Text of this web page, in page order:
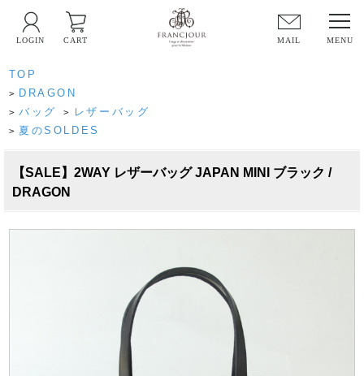
MAIL
LOGIN CART
TOP
> DRAGON
> バッグ > レザーバッグ
> 夏のSOLDES
【SALE】2WAY レザーバッグ JAPAN MINI ブラック /
DRAGON